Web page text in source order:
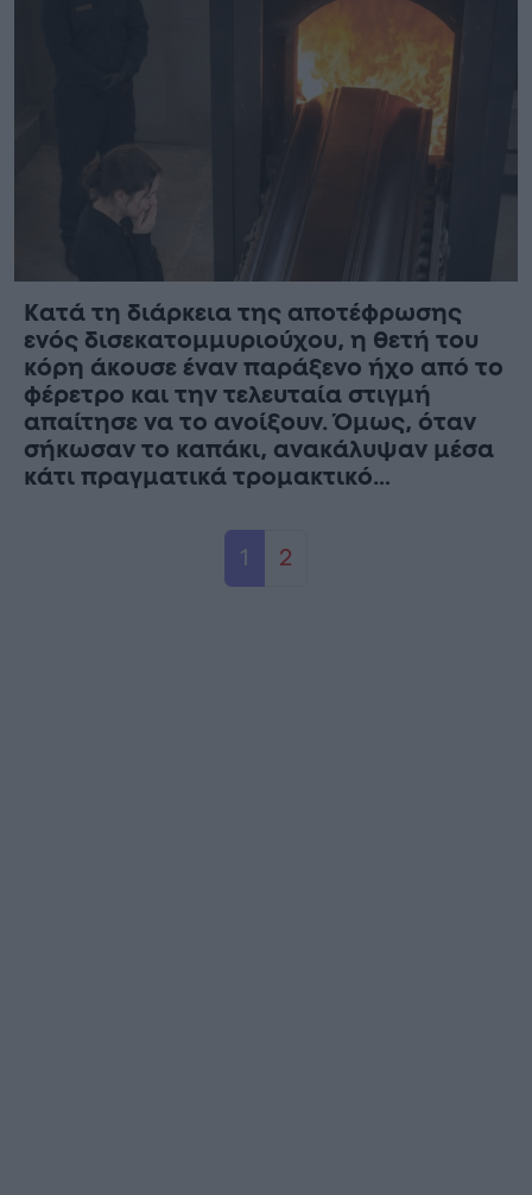
Κατά τη διάρκεια της αποτέφρωσης
ενός δισεκατομμυριούχου, η θετή του
κόρη άκουσε έναν παράξενο ήχο από το
φέρετρο και την τελευταία στιγμή
απαίτησε να το ανοίξουν. Όμως, όταν
σήκωσαν το καπάκι, ανακάλυψαν μέσα
κάτι πραγματικά τρομακτικό…
Current Page
1 Page
2